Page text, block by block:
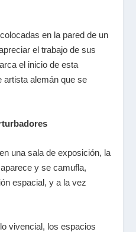
en la pared de un
el trabajo de sus
el inicio de esta
artista alemán que se
una sala de exposición, la
y se camufla,
espacial, y a la vez
vivencial, los espacios